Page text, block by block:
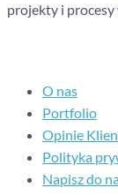
projekty i procesy
O nas
Portfolio
Opinie
Polityka
Napisz do